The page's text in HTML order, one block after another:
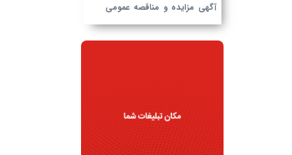
آگهی مزایده و مناقصه عمومی